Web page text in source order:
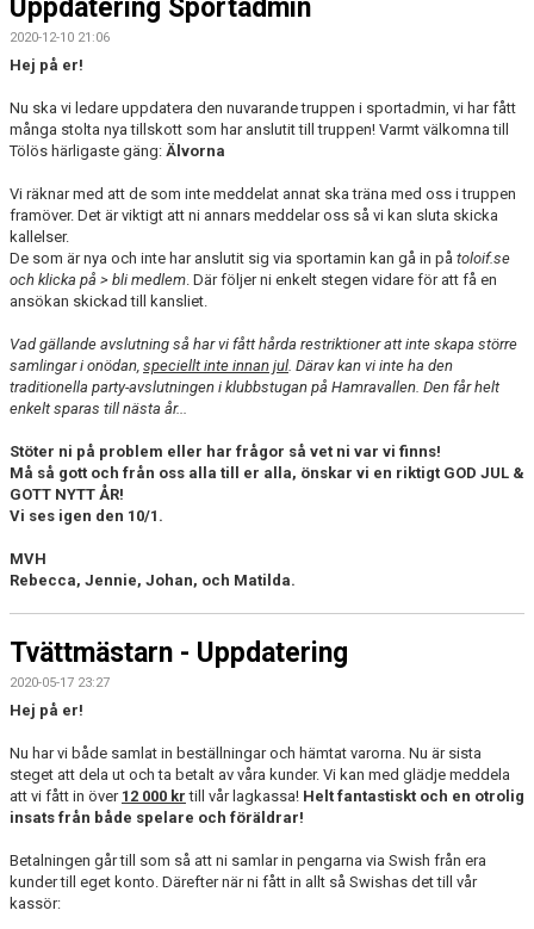
Uppdatering Sportadmin
2020-12-10 21:06
Hej på er!
Nu ska vi ledare uppdatera den nuvarande truppen i sportadmin, vi har fått
många stolta nya tillskott som har anslutit till truppen! Varmt välkomna till
Tölös härligaste gäng: Älvorna
Vi räknar med att de som inte meddelat annat ska träna med oss i truppen
framöver. Det är viktigt att ni annars meddelar oss så vi kan sluta skicka
kallelser.
De som är nya och inte har anslutit sig via sportamin kan gå in på toloif.se
och klicka på > bli medlem . Där följer ni enkelt stegen vidare för att få en
ansökan skickad till kansliet.
Vad gällande avslutning så har vi fått hårda restriktioner att inte skapa större
samlingar i onödan, speciellt inte innan jul . Därav kan vi inte ha den
traditionella party-avslutningen i klubbstugan på Hamravallen. Den får helt
enkelt sparas till nästa år...
Stöter ni på problem eller har frågor så vet ni var vi finns!
Må så gott och från oss alla till er alla, önskar vi en riktigt GOD JUL &
GOTT NYTT ÅR!
Vi ses igen den 10/1.
MVH
Rebecca, Jennie, Johan, och Matilda.
Tvättmästarn - Uppdatering
2020-05-17 23:27
Hej på er!
Nu har vi både samlat in beställningar och hämtat varorna. Nu är sista
steget att dela ut och ta betalt av våra kunder. Vi kan med glädje meddela
att vi fått in över 12 000 kr till vår lagkassa! Helt fantastiskt och en otrolig
insats från både spelare och föräldrar!
Betalningen går till som så att ni samlar in pengarna via Swish från era
kunder till eget konto. Därefter när ni fått in allt så Swishas det till vår
kassör: